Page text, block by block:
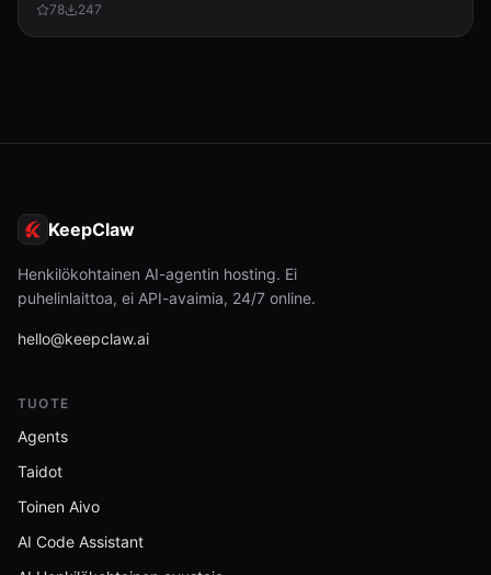
snapshots, search historical memories, or track memory usage
78 247
KeepClaw
Henkilökohtainen AI-agentin hosting. Ei
puhelinlaittoa, ei API-avaimia, 24/7 online.
hello@keepclaw.ai
TUOTE
Agents
Taidot
Toinen Aivo
AI Code Assistant